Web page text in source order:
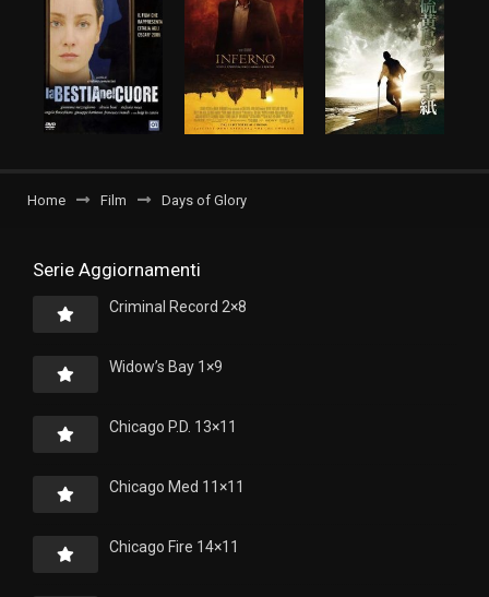
Home Film Days of Glory
Serie Aggiornamenti
Criminal Record 2×8
Widow’s Bay 1×9
Chicago P.D. 13×11
Chicago Med 11×11
Chicago Fire 14×11